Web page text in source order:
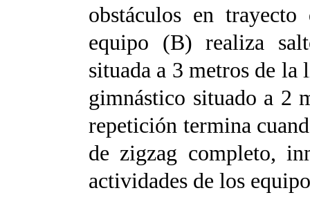
obstáculos en
equipo (B) realiza
situada a 3 metros de la
gimnástico situado a 2
repetición termina
de zigzag completo,
actividades de los